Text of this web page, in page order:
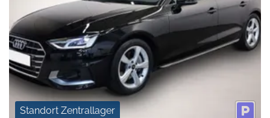
Standort Zentrallager